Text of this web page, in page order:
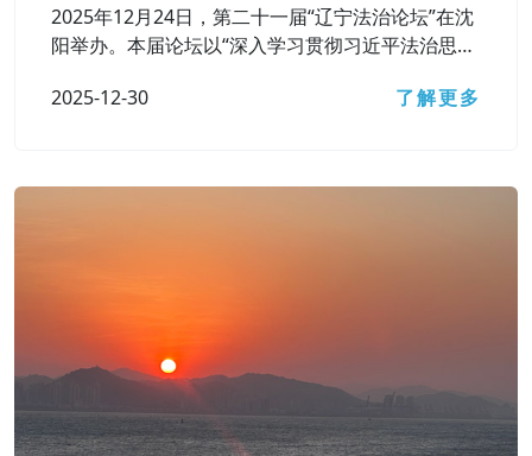
2025年12月24日，第二十一届“辽宁法治论坛”在沈
阳举办。本届论坛以“深入学习贯彻习近平法治思
2025-12-30
了解更多